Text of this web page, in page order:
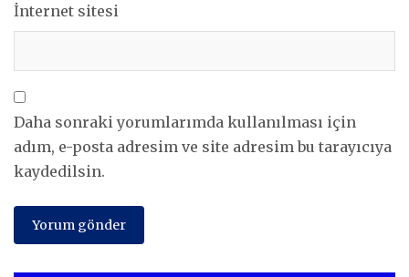
İnternet sitesi
Daha sonraki yorumlarımda kullanılması için
adım, e-posta adresim ve site adresim bu tarayıcıya
kaydedilsin.